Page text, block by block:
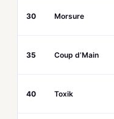
30 Morsure
35 Coup d’Main
40 Toxik